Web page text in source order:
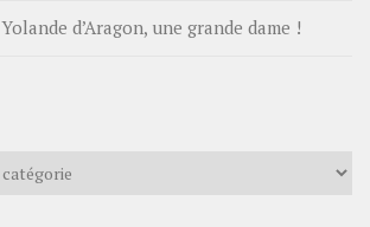
Yolande d’Aragon, une grande dame !